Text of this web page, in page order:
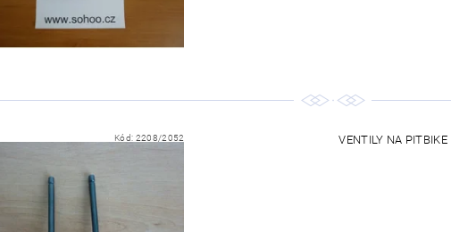
Kód: 2208/2052 VENTILY NA